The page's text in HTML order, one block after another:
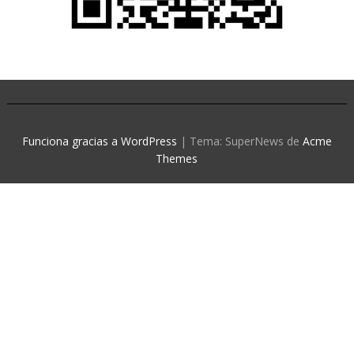
Funciona gracias a WordPress | Tema: SuperNews de Acme
Themes